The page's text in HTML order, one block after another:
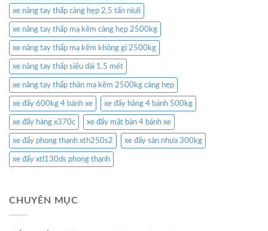
xe nâng tay thấp càng hẹp 2.5 tấn niuli
xe nâng tay thấp mạ kẽm càng hẹp 2500kg
xe nâng tay thấp mạ kẽm không gỉ 2500kg
xe nâng tay thấp siêu dài 1.5 mét
xe nâng tay thấp thân mạ kẽm 2500kg càng hẹp
xe đẩy 600kg 4 bánh xe xe đẩy hàng 4 bánh 500kg
xe đẩy hàng x370c xe đẩy mặt bàn 4 bánh xe
xe đẩy phong thạnh xth250s2 xe đẩy sàn nhựa 300kg
xe đẩy xtl130ds phong thạnh
CHUYÊN MỤC